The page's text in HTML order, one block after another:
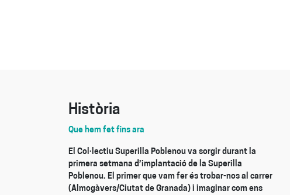
Història
Que hem fet fins ara
El Col·lectiu Superilla Poblenou va sorgir durant la
primera setmana d’implantació de la Superilla
Poblenou. El primer que vam fer és trobar-nos al carrer
(Almogàvers/Ciutat de Granada) i imaginar com ens